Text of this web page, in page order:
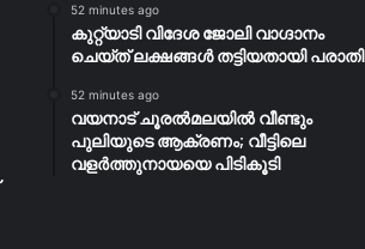
52 minutes ago
കുറ്റ്യാടി വിദേശ ജോലി വാഗ്ദാനം
ചെയ്ത് ലക്ഷങ്ങൾ തട്ടിയതായി പരാതി
52 minutes ago
വയനാട് ചൂരൽമലയിൽ വീണ്ടും
പുലിയുടെ ആക്രണം; വീട്ടിലെ
വളർത്തുനായയെ പിടികൂടി